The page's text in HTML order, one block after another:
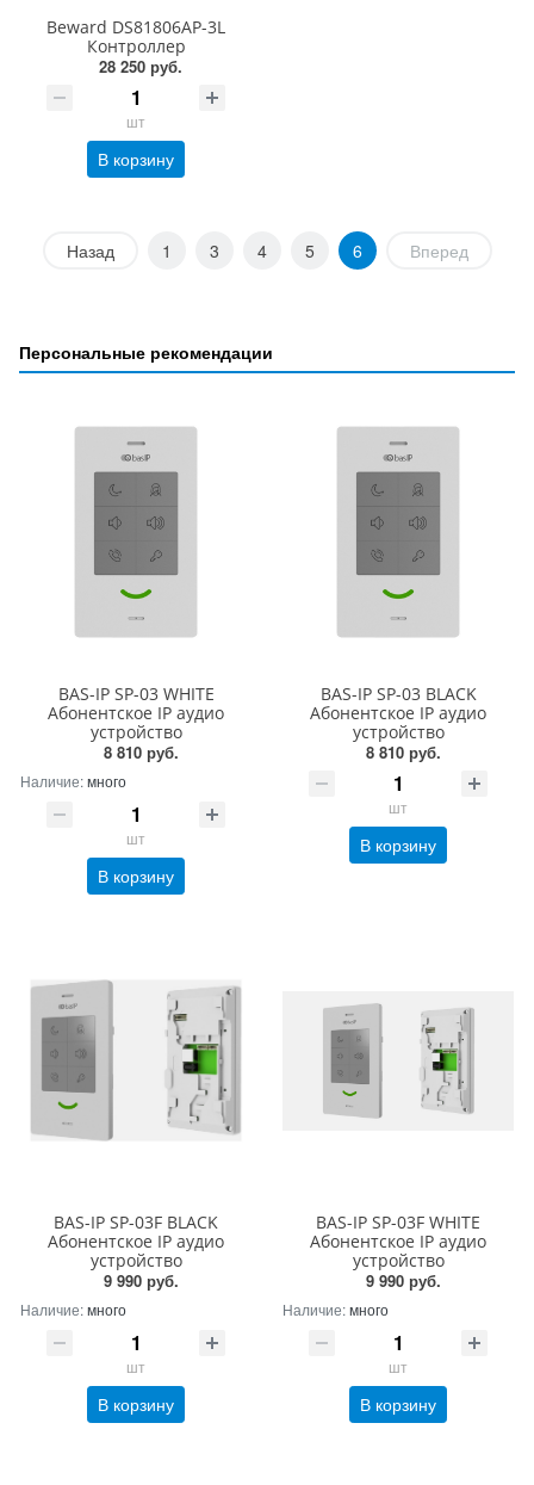
Beward DS81806AP-3L
Контроллер
28 250 руб.
шт
В корзину
Назад 1 3 4 5 6 Вперед
Персональные рекомендации
BAS-IP SP-03 WHITE
Абонентское IP аудио
устройство
8 810 руб.
Наличие:много
шт
В корзину
BAS-IP SP-03 BLACK
Абонентское IP аудио
устройство
8 810 руб.
шт
В корзину
BAS-IP SP-03F BLACK
Абонентское IP аудио
устройство
9 990 руб.
Наличие:много
шт
В корзину
BAS-IP SP-03F WHITE
Абонентское IP аудио
устройство
9 990 руб.
Наличие:много
шт
В корзину